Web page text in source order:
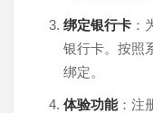
绑定银行卡 ：
银行卡。按照
绑定。
体验功能：注